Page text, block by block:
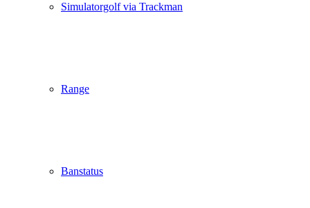
Simulatorgolf via Trackman
Range
Banstatus